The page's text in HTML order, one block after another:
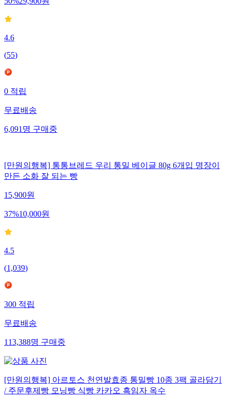
4.6
(55)
0 적립
무료배송
6,091 명 구매중
[만원의행복] 통통브레드 우리 통밀 베이글 80g 6개입 명장이
만든 소화 잘 되는 빵
15,900원
37%10,000원
4.5
(1,039)
300 적립
무료배송
113,388명 구매중
[만원의행복] 아르토스 천연발효종 통밀빵 10종 3팩 골라담기
/ 주문후제빵 모닝빵 식빵 카카오 흑임자 옥수